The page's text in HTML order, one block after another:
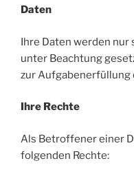
Daten
Ihre Daten werden nur
unter Beachtung
zur
Ihre Rechte
Als Betroffener einer
folgenden Rechte: